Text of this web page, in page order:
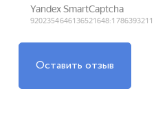
Оставить отзыв